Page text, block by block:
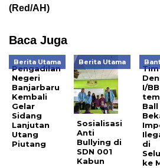
(Red/AH)
Baca Juga
Berita Utama
Pengadilan
Negeri
Banjarbaru
Kembali
Gelar
Sidang
Lanjutan
Utang
Piutang
Berita Utama
Sosialisasi
Anti
Bullying di
SDN 001
Kabun
Tim
I/BB
Ball
di
ke